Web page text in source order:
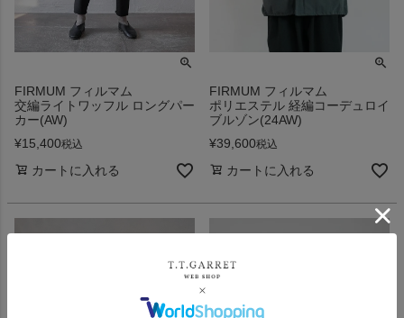
FIRMUM フィルマム
交編ライトワッフル ロングパー
カー(AW)
¥15,400税込
カートに入れる
FIRMUM フィルマム
ポリエステル 経編コーデュロイ
ブルゾン(24AW)
¥39,600税込
カートに入れる